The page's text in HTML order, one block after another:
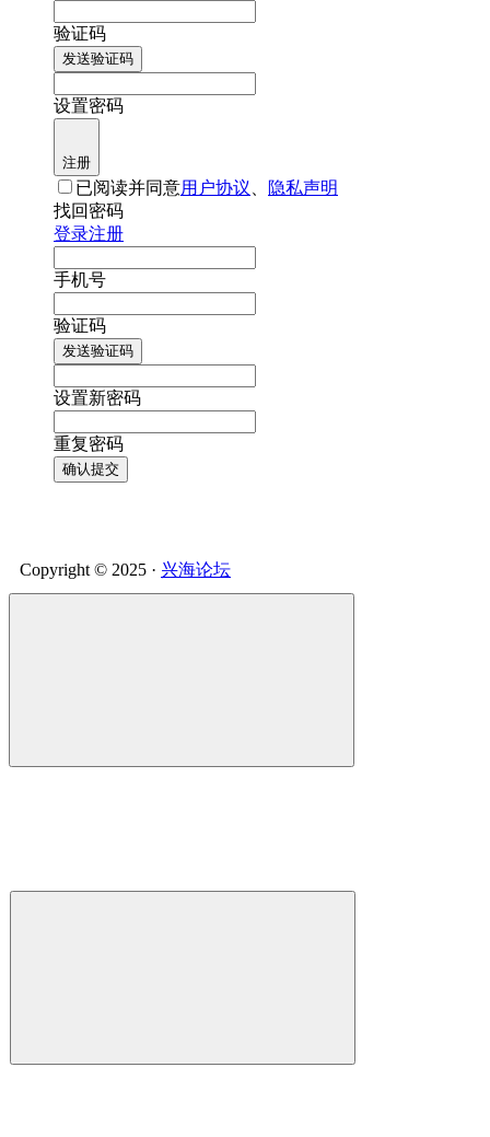
验证码
发送验证码
设置密码
注册
已阅读并同意用户协议
隐私声明
找回密码
登录注册
手机号
验证码
发送验证码
设置新密码
重复密码
确认提交
Copyright © 2025 · 兴海论坛